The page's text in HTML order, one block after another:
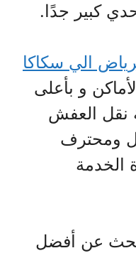
كبير جدًا.
الي سكاكا
و بأعلى
نقل العفش
ومحترف
الخدمة
عن أفضل